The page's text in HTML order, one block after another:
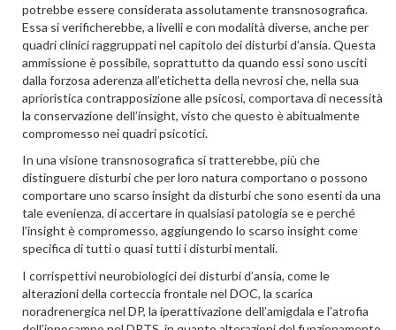
potrebbe essere considerata assolutamente transnosografica.
Essa si verificherebbe, a livelli e con modalità diverse, anche per
quadri clinici raggruppati nel capitolo dei disturbi d’ansia. Questa
ammissione è possibile, soprattutto da quando essi sono usciti
dalla forzosa aderenza all’etichetta della nevrosi che, nella sua
aprioristica contrapposizione alle psicosi, comportava di necessità
la conservazione dell’insight, visto che questo è abitualmente
compromesso nei quadri psicotici.
In una visione transnosografica si tratterebbe, più che
distinguere disturbi che per loro natura comportano o possono
comportare uno scarso insight da disturbi che sono esenti da una
tale evenienza, di accertare in qualsiasi patologia se e perché
l’insight è compromesso, aggiungendo lo scarso insight come
specifica di tutti o quasi tutti i disturbi mentali.
I corrispettivi neurobiologici dei disturbi d’ansia, come le
alterazioni della corteccia frontale nel DOC, la scarica
noradrenergica nel DP, la iperattivazione dell’amigdala e l’atrofia